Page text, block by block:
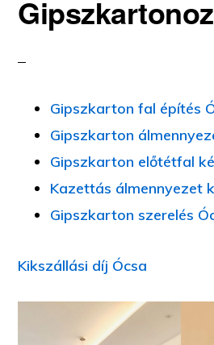
Gipszkarton fal építés
Gipszkarton
Gipszkarton előtétfal
Kazettás álmennyezet
Gipszkarton szerelés
Kikszállási díj Ócsa